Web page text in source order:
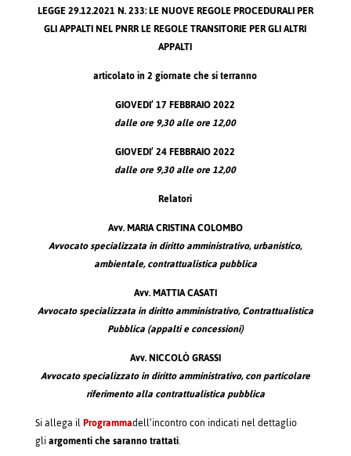
LEGGE 29.12.2021 N. 233: LE NUOVE REGOLEPROCEDURALI PER
GLI APPALTI NEL PNRRLE REGOLE TRANSITORIE PER GLI ALTRI
APPALTI
articolato in 2 giornate che si terranno
GIOVEDI’ 17 FEBBRAIO 2022
dalle ore9,30alle ore12,00
GIOVEDI’ 24 FEBBRAIO 2022
dalle ore9,30alle ore12,00
Relatori
Avv. MARIA CRISTINA COLOMBO
Avvocato specializzata in diritto amministrativo,urbanistico,
ambientale, contrattualistica pubblica
Avv. MATTIA CASATI
Avvocato specializzata in diritto amministrativo,Contrattualistica
Pubblica (appalti e concessioni)
Avv. NICCOLÒ GRASSI
Avvocato specializzato in diritto amministrativo,con particolare
riferimento alla contrattualistica pubblica
Si allega ilProgrammadell’incontrocon indicati nel dettaglio
gliargomenti che saranno trattati.